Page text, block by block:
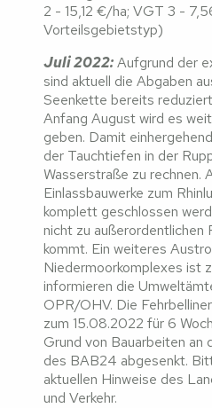
2 - 15,12 €/ha; VGT 3 -
Vorteilsgebietstyp)
Juli 2022:Aufgrund der
sind aktuell die Abgaben
Seenkette bereits
Anfang August wird es
geben. Damit
der Tauchtiefen in der
Wasserstraße zu rechnen.
Einlassbauwerke zum
komplett geschlossen
nicht zu außerordentlichen
kommt. Ein weiteres
Niedermoorkomplexes ist
informieren die
OPR/OHV. Die
zum 15.08.2022 für 6
Grund von Bauarbeiten an
des BAB24 abgesenkt.
aktuellen Hinweise des
und Verkehr.